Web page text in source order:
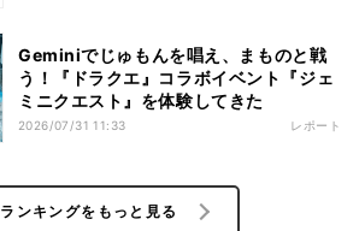
Geminiでじゅもんを唱え、まものと戦
う！『ドラクエ』コラボイベント『ジェ
ミニクエスト』を体験してきた
2026/07/31 11:33 レポート
ランキングをもっと見る